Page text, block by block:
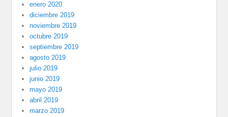
enero 2020
diciembre 2019
noviembre 2019
octubre 2019
septiembre 2019
agosto 2019
julio 2019
junio 2019
mayo 2019
abril 2019
marzo 2019